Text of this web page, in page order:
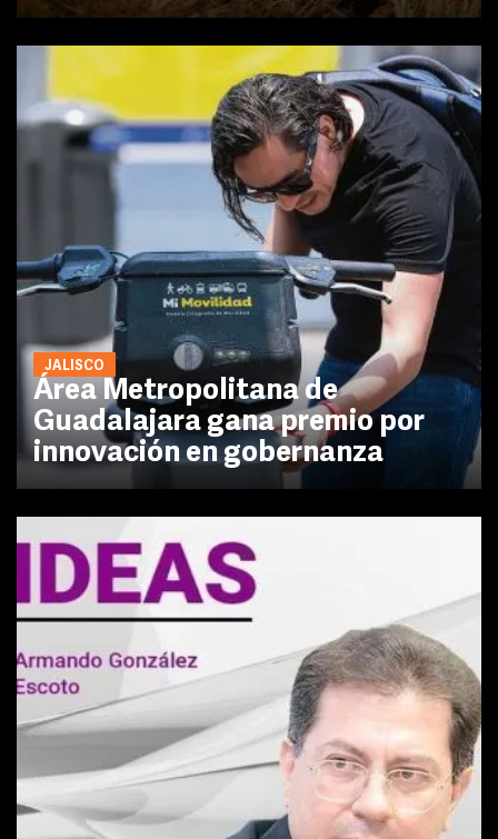
JALISCO
Área Metropolitana de
Guadalajara gana premio por
innovación en gobernanza